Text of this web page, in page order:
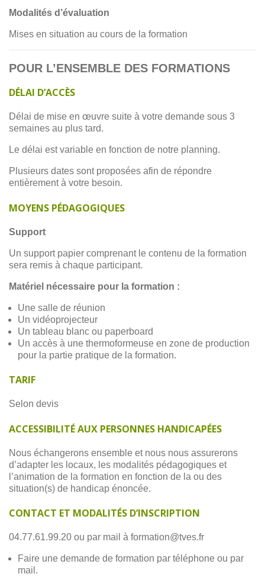
Modalités d’évaluation
Mises en situation au cours de la formation
POUR L’ENSEMBLE DES FORMATIONS
DÉLAI D’ACCÈS
Délai de mise en œuvre suite à votre demande sous 3
semaines au plus tard.
Le délai est variable en fonction de notre planning.
Plusieurs dates sont proposées afin de répondre
entièrement à votre besoin.
MOYENS PÉDAGOGIQUES
Support
Un support papier comprenant le contenu de la formation
sera remis à chaque participant.
Matériel nécessaire pour la formation :
Une salle de réunion
Un vidéoprojecteur
Un tableau blanc ou paperboard
Un accès à une thermoformeuse en zone de production
pour la partie pratique de la formation.
TARIF
Selon devis
ACCESSIBILITÉ AUX PERSONNES HANDICAPÉES
Nous échangerons ensemble et nous nous assurerons
d’adapter les locaux, les modalités pédagogiques et
l’animation de la formation en fonction de la ou des
situation(s) de handicap énoncée.
CONTACT ET MODALITÉS D’INSCRIPTION
04.77.61.99.20 ou par mail à formation@tves.fr
Faire une demande de formation par téléphone ou par
mail.